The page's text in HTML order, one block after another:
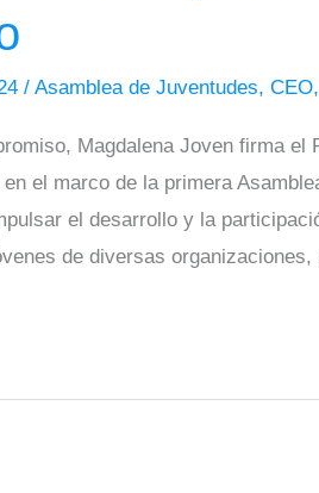
/ Asamblea de Juventudes, CEO,
Magdalena Joven firma
el marco de la primera
el desarrollo y la
de diversas